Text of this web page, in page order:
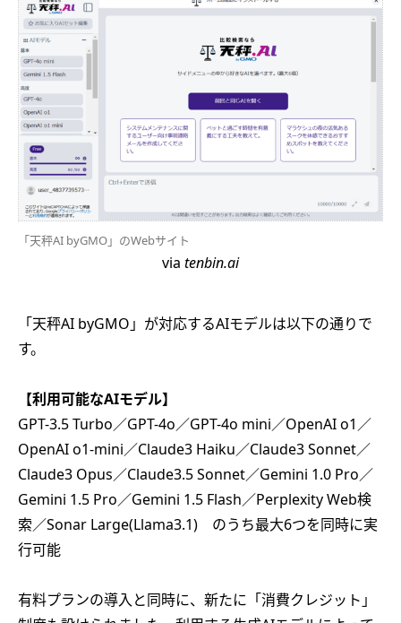
「天秤AI byGMO」のWebサイト
via tenbin.ai
「天秤AI byGMO」が対応するAIモデルは以下の通りで
す。
【利用可能なAIモデル】
GPT-3.5 Turbo／GPT-4o／GPT-4o mini／OpenAI o1／
OpenAI o1-mini／Claude3 Haiku／Claude3 Sonnet／
Claude3 Opus／Claude3.5 Sonnet／Gemini 1.0 Pro／
Gemini 1.5 Pro／Gemini 1.5 Flash／Perplexity Web検
索／Sonar Large(Llama3.1) のうち最大6つを同時に実
行可能
有料プランの導入と同時に、新たに「消費クレジット」